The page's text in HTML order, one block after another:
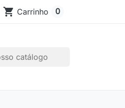
shopping_cart Carrinho 0